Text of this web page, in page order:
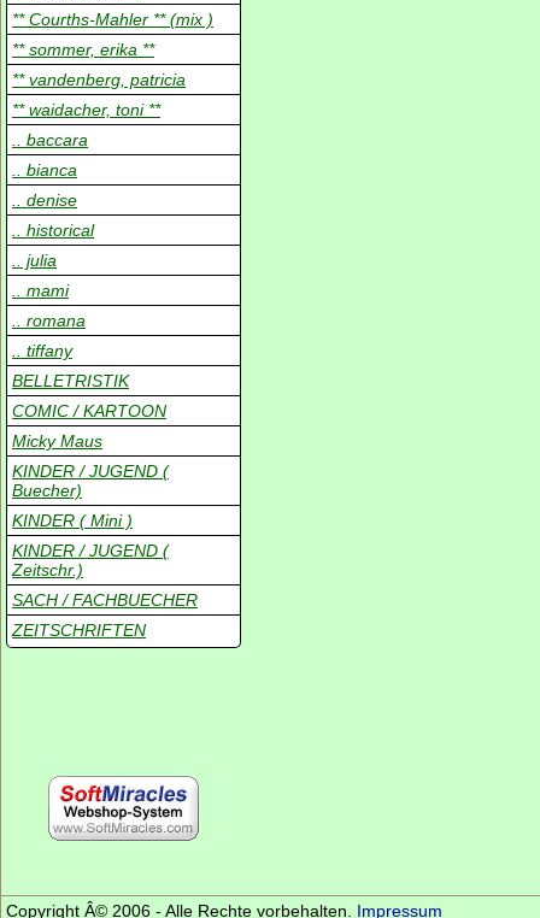
** Courths-Mahler ** (mix )
** sommer, erika **
** vandenberg, patricia
** waidacher, toni **
.. baccara
.. bianca
.. denise
.. historical
.. julia
.. mami
.. romana
.. tiffany
BELLETRISTIK
COMIC / KARTOON
Micky Maus
KINDER / JUGEND (
Buecher)
KINDER ( Mini )
KINDER / JUGEND (
Zeitschr.)
SACH / FACHBUECHER
ZEITSCHRIFTEN
Copyright Â© 2006 - Alle Rechte vorbehalten. Impressum